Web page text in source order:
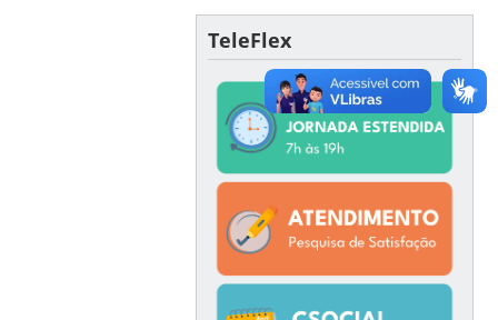
TeleFlex